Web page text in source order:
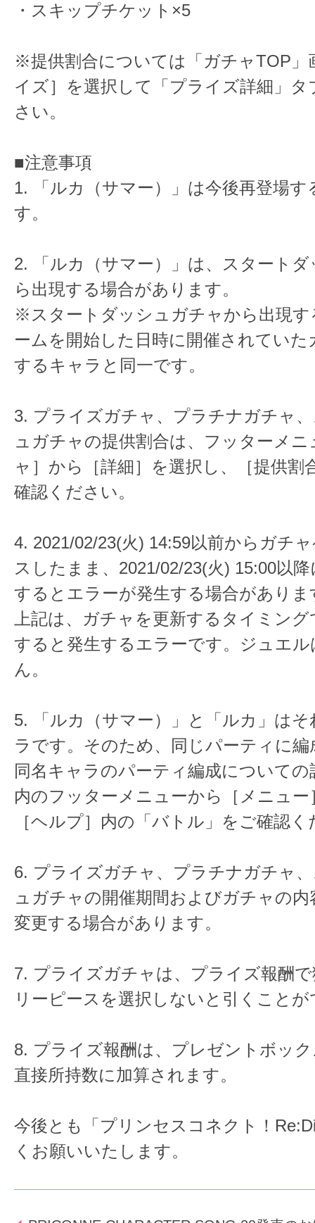
・スキップチケット×5
※提供割合については「ガチャTOP」
イズ］を選択して「プライズ詳細」タ
さい。
■注意事項
1. 「ルカ（サマー）」は今後再登場す
す。
2. 「ルカ（サマー）」は、スタート
ら出現する場合があります。
※スタートダッシュガチャから出現す
ームを開始した日時に開催されていた
するキャラと同一です。
3. プライズガチャ、プラチナガチャ
ュガチャの提供割合は、フッターメ
ャ］から［詳細］を選択し、［提供割
確認ください。
4. 2021/02/23(火) 14:59以前からガチ
スしたまま、2021/02/23(火) 15:00以
するとエラーが発生する場合がありま
上記は、ガチャを更新するタイミン
すると発生するエラーです。ジュエ
ん。
5. 「ルカ（サマー）」と「ルカ」は
ラです。そのため、同じパーティに
同名キャラのパーティ編成について
内のフッターメニューから［メニュー
［ヘルプ］内の「バトル」をご確認く
6. プライズガチャ、プラチナガチャ
ュガチャの開催期間およびガチャの
変更する場合があります。
7. プライズガチャは、プライズ報酬
リーピースを選択しないと引くこと
8. プライズ報酬は、プレゼントボッ
直接所持数に加算されます。
今後とも「プリンセスコネクト！
くお願いいたします。